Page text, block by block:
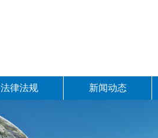
法律法规 新闻动态